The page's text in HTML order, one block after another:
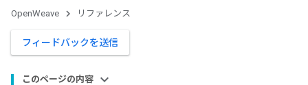
OpenWeave リファレンス
フィードバックを送信
このページの内容